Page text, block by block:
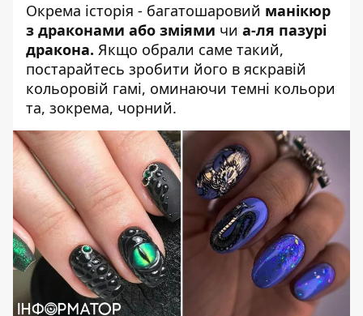
Окрема історія - багатошаровий манікюр
з драконами або зміями чи а-ля пазурі
дракона. Якщо обрали саме такий,
постарайтесь зробити його в яскравій
кольоровій гамі, оминаючи темні кольори
та, зокрема, чорний.